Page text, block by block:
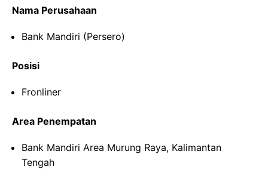
Nama Perusahaan
Bank Mandiri (Persero)
Posisi
Fronliner
Area Penempatan
Bank Mandiri Area Murung Raya, Kalimantan
Tengah